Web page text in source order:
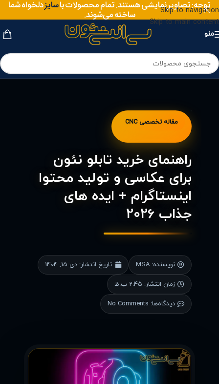
Skip to navigation
Skip to main content
توجه: تصاویر نمایشی هستند. تمام محصولات باسایزمتریال
دلخواه شما
ساخته می‌شوند.
منو
مقاله تخصصی CNC
راهنمای خرید تابلو نئون
برای عکاسی و تولید محتوا
اینستاگرام + ایده های
جذاب 2026
نویسنده: تاریخ انتشار: دی 15, 1404
زمان انتشار: 2:45 ب.ظ
دیدگاه‌ها: